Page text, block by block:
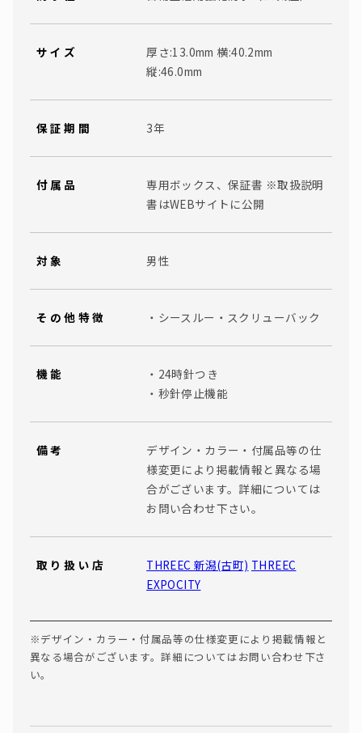
サイズ
厚さ:13.0mm 横:40.2mm
縦:46.0mm
保証期間 3年
付属品
専用ボックス、保証書 ※取扱説明
書はWEBサイトに公開
対象 男性
その他特徴 ・シースルー・スクリューバック
機能
・24時針つき
・秒針停止機能
備考
デザイン・カラー・付属品等の仕
様変更により掲載情報と異なる場
合がございます。詳細については
お問い合わせ下さい。
取り扱い店 THREEC 新潟(古町) THREEC
EXPOCITY
※デザイン・カラー・付属品等の仕様変更により掲載情報と
異なる場合がございます。詳細についてはお問い合わせ下さ
い。